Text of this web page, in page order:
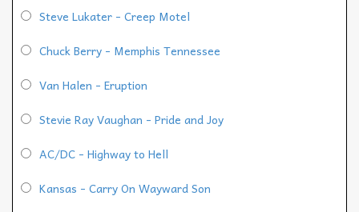
Steve Lukater - Creep Motel
Chuck Berry - Memphis Tennessee
Van Halen - Eruption
Stevie Ray Vaughan - Pride and Joy
AC/DC - Highway to Hell
Kansas - Carry On Wayward Son